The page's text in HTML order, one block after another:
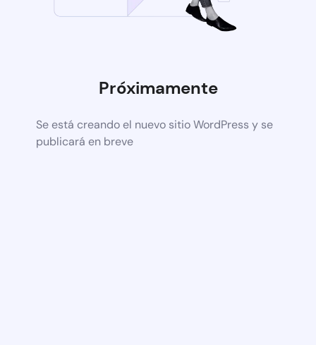
Próximamente
Se está creando el nuevo sitio WordPress y se
publicará en breve